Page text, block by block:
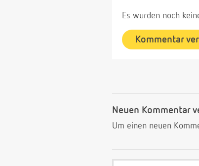
Es wurden noch
Kommentar
Neuen Kommentar
Um einen neuen